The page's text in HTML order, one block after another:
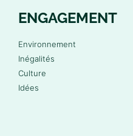
ENGAGEMENT
Environnement
Inégalités
Culture
Idées